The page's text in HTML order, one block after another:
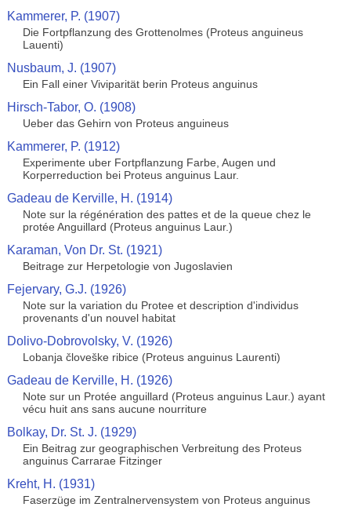
Kammerer, P. (1907)
Die Fortpflanzung des Grottenolmes (Proteus anguineus
Lauenti)
Nusbaum, J. (1907)
Ein Fall einer Viviparität berin Proteus anguinus
Hirsch-Tabor, O. (1908)
Ueber das Gehirn von Proteus anguineus
Kammerer, P. (1912)
Experimente uber Fortpflanzung Farbe, Augen und
Korperreduction bei Proteus anguinus Laur.
Gadeau de Kerville, H. (1914)
Note sur la régénération des pattes et de la queue chez le
protée Anguillard (Proteus anguinus Laur.)
Karaman, Von Dr. St. (1921)
Beitrage zur Herpetologie von Jugoslavien
Fejervary, G.J. (1926)
Note sur la variation du Protee et description d'individus
provenants d'un nouvel habitat
Dolivo-Dobrovolsky, V. (1926)
Lobanja človeške ribice (Proteus anguinus Laurenti)
Gadeau de Kerville, H. (1926)
Note sur un Protée anguillard (Proteus anguinus Laur.) ayant
vécu huit ans sans aucune nourriture
Bolkay, Dr. St. J. (1929)
Ein Beitrag zur geographischen Verbreitung des Proteus
anguinus Carrarae Fitzinger
Kreht, H. (1931)
Faserzüge im Zentralnervensystem von Proteus anguinus